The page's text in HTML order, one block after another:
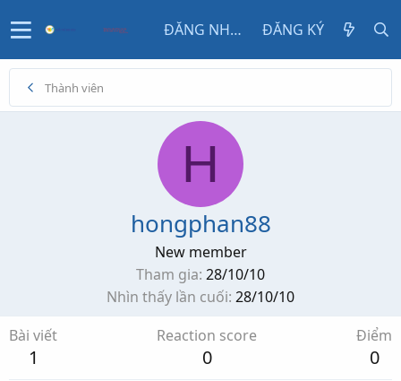
ĐĂNG NHẬP ĐĂNG KÝ
Thành viên
H
hongphan88
New member
Tham gia 28/10/10
Nhìn thấy lần cuối 28/10/10
Bài viết
1
Reaction score
0
Điểm
0